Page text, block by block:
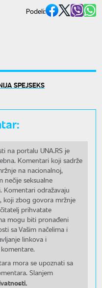
Podeli:
SPEJSEKS
na portalu UNA.RS je
Komentari koji sadrže
na nacionalnoj,
nečije seksualne
Komentari odražavaju
koji zbog govora mržnje
prihvatate
mogu biti pronađeni
sa Vašim načelima i
linkova i
mora se upoznati sa
Slanjem